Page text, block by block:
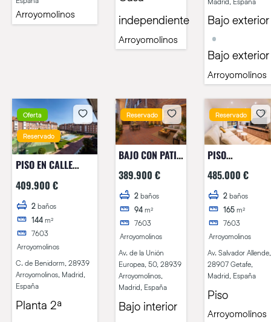
Arroyomolinos
independiente
Arroyomolinos
Bajo exterior
Bajo exterior
Arroyomolinos
Oferta
Reservado
PISO EN CALLE
BENIDORM!!
409.900 €
2 baños
144 m²
7603
Arroyomolinos
C. de Benidorm, 28939
Arroyomolinos, Madrid,
España
Planta 2ª
Reservado
BAJO CON PATIO
EN EUROPEA!!
389.900 €
2 baños
94 m²
7603
Arroyomolinos
Av. de la Unión
Europea, 50, 28939
Arroyomolinos,
Madrid, España
Bajo interior
Reservado
PISO
TOTALMENTE
REFORMADO EN
GETAFE!!
485.000 €
2 baños
165 m²
7603
Arroyomolinos
Av. Salvador Allende,
28907 Getafe,
Madrid, España
Piso
Arroyomolinos